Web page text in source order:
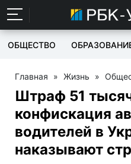
ОБЩЕСТВО
Главная » Жизнь »
Штраф 51
конфискация
водителей в
наказывают